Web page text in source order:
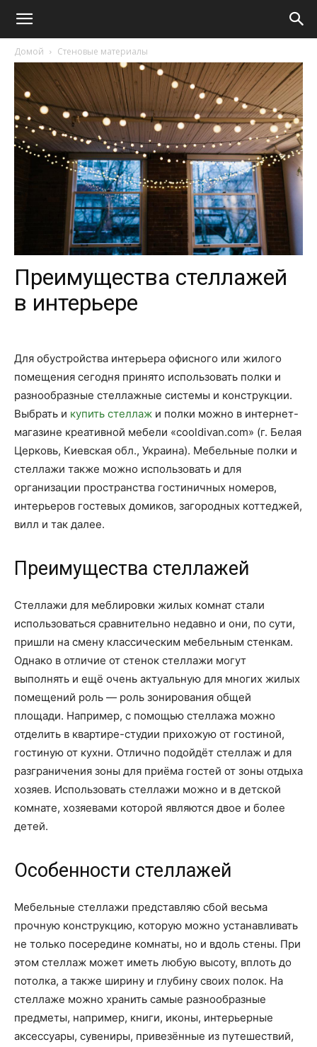
Домой Стеновые материалы
Преимущества стеллажей
в интерьере
Для обустройства интерьера офисного или жилого
помещения сегодня принято использовать полки и
разнообразные стеллажные системы и конструкции.
Выбрать и купить стеллаж и полки можно в интернет-
магазине креативной мебели «cooldivan.com» (г. Белая
Церковь, Киевская обл., Украина). Мебельные полки и
стеллажи также можно использовать и для
организации пространства гостиничных номеров,
интерьеров гостевых домиков, загородных коттеджей,
вилл и так далее.
Преимущества стеллажей
Стеллажи для меблировки жилых комнат стали
использоваться сравнительно недавно и они, по сути,
пришли на смену классическим мебельным стенкам.
Однако в отличие от стенок стеллажи могут
выполнять и ещё очень актуальную для многих жилых
помещений роль — роль зонирования общей
площади. Например, с помощью стеллажа можно
отделить в квартире-студии прихожую от гостиной,
гостиную от кухни. Отлично подойдёт стеллаж и для
разграничения зоны для приёма гостей от зоны отдыха
хозяев. Использовать стеллажи можно и в детской
комнате, хозяевами которой являются двое и более
детей.
Особенности стеллажей
Мебельные стеллажи представляю сбой весьма
прочную конструкцию, которую можно устанавливать
не только посередине комнаты, но и вдоль стены. При
этом стеллаж может иметь любую высоту, вплоть до
потолка, а также ширину и глубину своих полок. На
стеллаже можно хранить самые разнообразные
предметы, например, книги, иконы, интерьерные
аксессуары, сувениры, привезённые из путешествий,